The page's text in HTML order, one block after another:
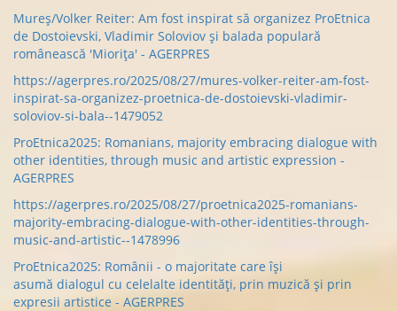
Mureș/Volker Reiter: Am fost inspirat să organizez ProEtnica
de Dostoievski, Vladimir Soloviov și balada populară
românească 'Miorița' - AGERPRES
https://agerpres.ro/2025/08/27/mures-volker-reiter-am-fost-
inspirat-sa-organizez-proetnica-de-dostoievski-vladimir-
soloviov-si-bala--1479052
ProEtnica2025: Romanians, majority embracing dialogue with
other identities, through music and artistic expression -
AGERPRES
https://agerpres.ro/2025/08/27/proetnica2025-romanians-
majority-embracing-dialogue-with-other-identities-through-
music-and-artistic--1478996
ProEtnica2025: Românii - o majoritate care își
asumă dialogul cu celelalte identități, prin muzică și prin
expresii artistice - AGERPRES